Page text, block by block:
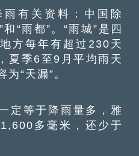
有关资料：中国除
“雨都”。“雨城”是四
方每年有超过230天
夏季6至9月平均雨天
“天漏”。
等于降雨量多，雅
多毫米，还少于